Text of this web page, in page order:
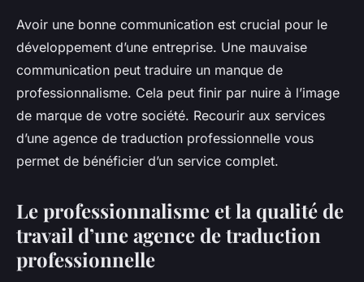
Quelles sont les prestations
d'une agence de traduction
professionnelle ?
nicodème•10 juillet 2023•2 min de lecture
Avoir une bonne communication est crucial pour le
développement d’une entreprise. Une mauvaise
communication peut traduire un manque de
professionnalisme. Cela peut finir par nuire à l’image
de marque de votre société. Recourir aux services
d’une agence de traduction professionnelle vous
permet de bénéficier d’un service complet.
Le professionnalisme et la qualité de
travail d’une agence de traduction
professionnelle